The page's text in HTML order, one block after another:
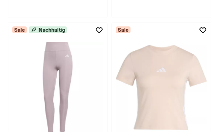
Sale Nachhaltig Sale